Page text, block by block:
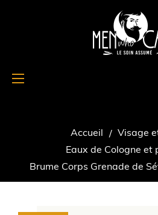
Basculer
la
☰
Accueil
Visage
Eaux de Cologne et
Brume Corps Grenade de